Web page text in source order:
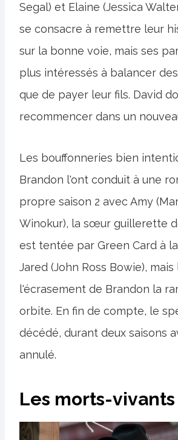
Segal) et Elaine (Jessica
se consacre à remettre leur
sur la bonne voie, mais ses
plus intéressés à balancer
que de payer leur fils. David
recommencer dans un
Les bouffonneries bien
Brandon l'ont conduit à une
propre saison 2 avec Amy
Winokur), la sœur guillerette
est tentée par Green Card à
Jared (John Ross Bowie),
l'écrasement de Brandon la
orbite. En fin de compte, le
décédé, durant deux saisons
annulé.
Les morts-vivants